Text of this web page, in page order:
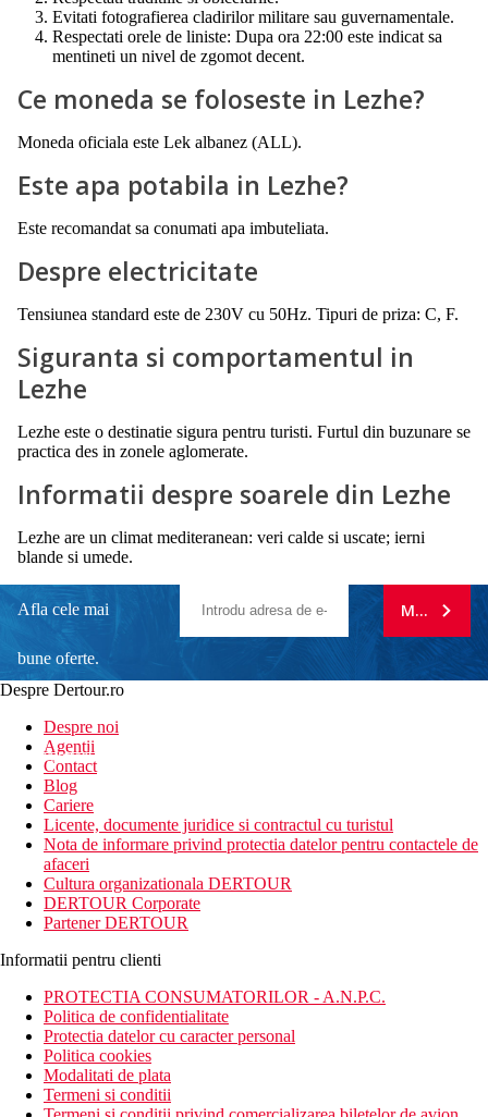
Evitati fotografierea cladirilor militare sau guvernamentale.
Respectati orele de liniste: Dupa ora 22:00 este indicat sa
mentineti un nivel de zgomot decent.
Ce moneda se foloseste in Lezhe?
Moneda oficiala este Lek albanez (ALL).
Este apa potabila in Lezhe?
Este recomandat sa conumati apa imbuteliata.
Despre electricitate
Tensiunea standard este de 230V cu 50Hz. Tipuri de priza: C, F.
Siguranta si comportamentul in
Lezhe
Lezhe este o destinatie sigura pentru turisti. Furtul din buzunare se
practica des in zonele aglomerate.
Informatii despre soarele din Lezhe
Lezhe are un climat mediteranean: veri calde si uscate; ierni
blande si umede.
Afla cele mai
bune oferte.
newsletter!
MA
Despre Dertour.ro
Despre noi
Agentii
Contact
Blog
Cariere
Licente, documente juridice si contractul cu turistul
Nota de informare privind protectia datelor pentru contactele de
afaceri
Cultura organizationala DERTOUR
DERTOUR Corporate
Partener DERTOUR
Informatii pentru clienti
PROTECTIA CONSUMATORILOR - A.N.P.C.
Politica de confidentialitate
Protectia datelor cu caracter personal
Politica cookies
Modalitati de plata
Termeni si conditii